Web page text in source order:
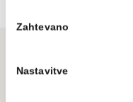
soglasja
Zahtevano
Nastavitve